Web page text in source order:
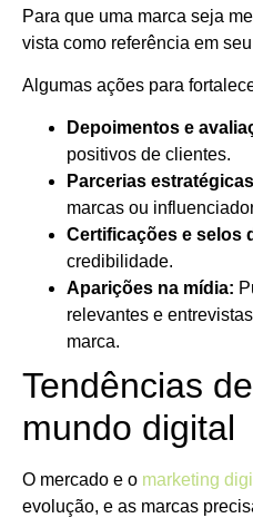
Para que uma marca seja
vista como referência em
Algumas ações para
Depoimentos e
positivos de clientes.
Parcerias
marcas ou
Certificações e selos
credibilidade.
Aparições na mídia:
relevantes e
marca.
Tendências
mundo digital
O mercado e o marketing
evolução, e as marcas